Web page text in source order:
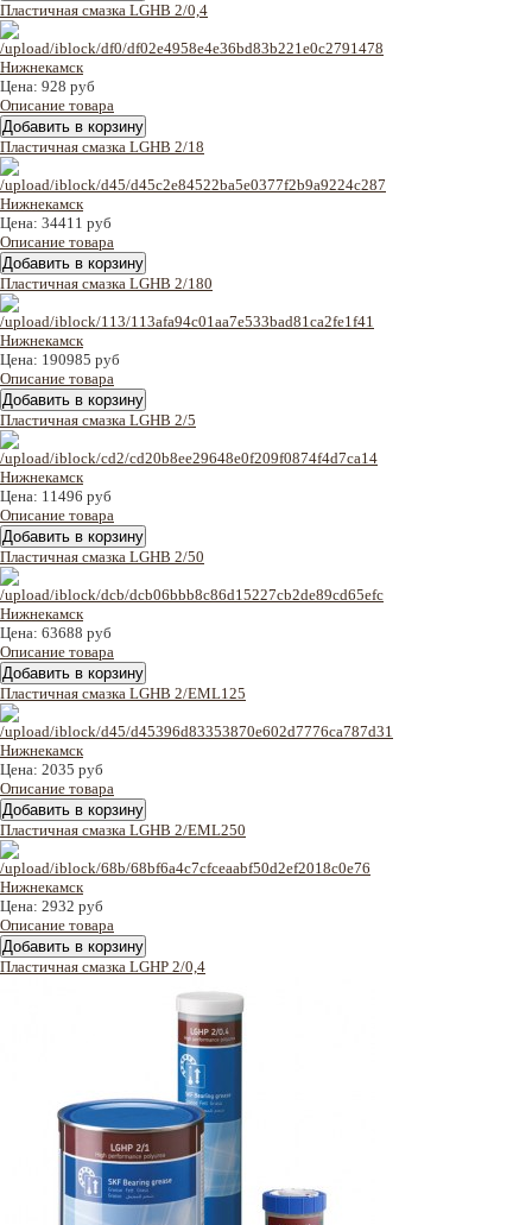
Пластичная смазка LGHB 2/0,4
Цена: 928 руб
Описание товара
Пластичная смазка LGHB 2/18
Цена: 34411 руб
Описание товара
Пластичная смазка LGHB 2/180
Цена: 190985 руб
Описание товара
Пластичная смазка LGHB 2/5
Цена: 11496 руб
Описание товара
Пластичная смазка LGHB 2/50
Цена: 63688 руб
Описание товара
Пластичная смазка LGHB 2/EML125
Цена: 2035 руб
Описание товара
Пластичная смазка LGHB 2/EML250
Цена: 2932 руб
Описание товара
Пластичная смазка LGHP 2/0,4